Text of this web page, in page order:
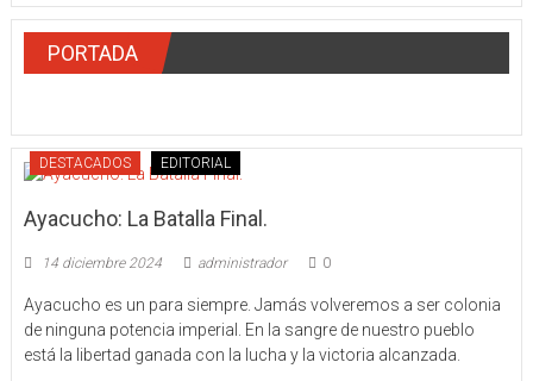
PORTADA
DESTACADOS EDITORIAL
Ayacucho: La Batalla Final.
14 diciembre 2024 administrador 0
Ayacucho es un para siempre. Jamás volveremos a ser colonia
de ninguna potencia imperial. En la sangre de nuestro pueblo
está la libertad ganada con la lucha y la victoria alcanzada.